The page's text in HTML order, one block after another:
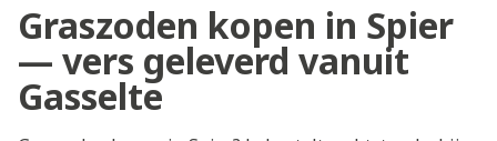
Graszoden kopen in Spier
— vers geleverd vanuit
Gasselte